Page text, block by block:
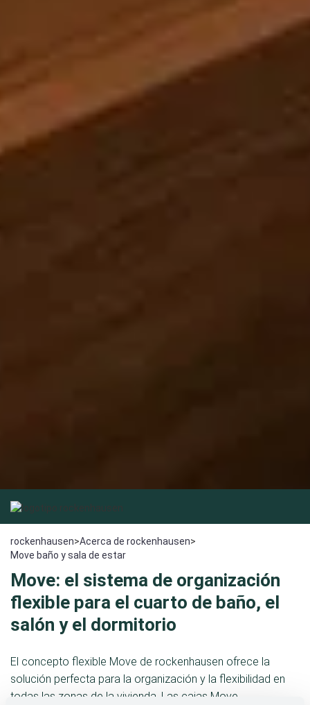
rockenhausen>Acerca de rockenhausen>
Move baño y sala de estar
Move: el sistema de organización
flexible para el cuarto de baño, el
salón y el dormitorio
El concepto flexible Move de rockenhausen ofrece la
solución perfecta para la organización y la flexibilidad en
todas las zonas de la vivienda. Las cajas Move